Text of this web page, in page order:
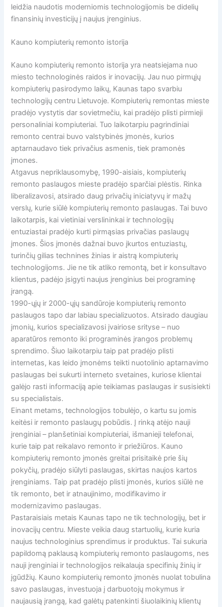
leidžia naudotis moderniomis technologijomis be didelių
finansinių investicijų į naujus įrenginius.
Kauno kompiuterių remonto istorija
Kauno kompiuterių remonto istorija yra neatsiejama nuo
miesto technologinės raidos ir inovacijų. Jau nuo pirmųjų
kompiuterių pasirodymo laikų, Kaunas tapo svarbiu
technologijų centru Lietuvoje. Kompiuterių remontas mieste
pradėjo vystytis dar sovietmečiu, kai pradėjo plisti pirmieji
personaliniai kompiuteriai. Tuo laikotarpiu pagrindiniai
remonto centrai buvo valstybinės įmonės, kurios
aptarnaudavo tiek privačius asmenis, tiek pramonės
įmones.
Atgavus nepriklausomybę, 1990-aisiais, kompiuterių
remonto paslaugos mieste pradėjo sparčiai plėstis. Rinka
liberalizavosi, atsirado daug privačių iniciatyvų ir mažų
verslų, kurie siūlė kompiuterių remonto paslaugas. Tai buvo
laikotarpis, kai vietiniai verslininkai ir technologijų
entuziastai pradėjo kurti pirmąsias privačias paslaugų
įmones. Šios įmonės dažnai buvo įkurtos entuziastų,
turinčių gilias technines žinias ir aistrą kompiuterių
technologijoms. Jie ne tik atliko remontą, bet ir konsultavo
klientus, padėjo įsigyti naujus įrenginius bei programinę
įrangą.
1990-ųjų ir 2000-ųjų sandūroje kompiuterių remonto
paslaugos tapo dar labiau specializuotos. Atsirado daugiau
įmonių, kurios specializavosi įvairiose srityse – nuo
aparatūros remonto iki programinės įrangos problemų
sprendimo. Šiuo laikotarpiu taip pat pradėjo plisti
internetas, kas leido įmonėms teikti nuotolinio aptarnavimo
paslaugas bei sukurti interneto svetaines, kuriose klientai
galėjo rasti informaciją apie teikiamas paslaugas ir susisiekti
su specialistais.
Einant metams, technologijos tobulėjo, o kartu su jomis
keitėsi ir remonto paslaugų pobūdis. Į rinką atėjo nauji
įrenginiai – planšetiniai kompiuteriai, išmanieji telefonai,
kurie taip pat reikalavo remonto ir priežiūros. Kauno
kompiuterių remonto įmonės greitai prisitaikė prie šių
pokyčių, pradėjo siūlyti paslaugas, skirtas naujos kartos
įrenginiams. Taip pat pradėjo plisti įmonės, kurios siūlė ne
tik remonto, bet ir atnaujinimo, modifikavimo ir
modernizavimo paslaugas.
Pastaraisiais metais Kaunas tapo ne tik technologijų, bet ir
inovacijų centru. Mieste veikia daug startuolių, kurie kuria
naujus technologinius sprendimus ir produktus. Tai sukuria
papildomą paklausą kompiuterių remonto paslaugoms, nes
nauji įrenginiai ir technologijos reikalauja specifinių žinių ir
įgūdžių. Kauno kompiuterių remonto įmonės nuolat tobulina
savo paslaugas, investuoja į darbuotojų mokymus ir
naujausią įrangą, kad galėtų patenkinti šiuolaikinių klientų